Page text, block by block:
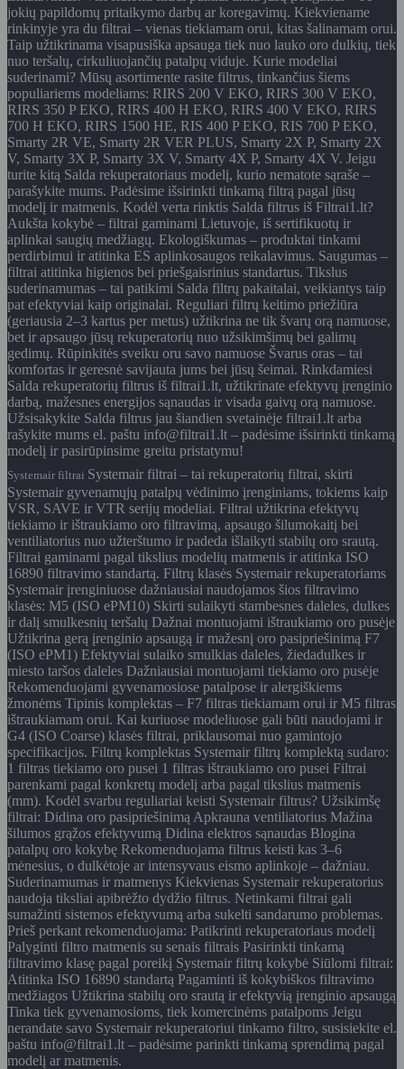
jokių papildomų pritaikymo darbų ar koregavimų. Kiekviename
rinkinyje yra du filtrai – vienas tiekiamam orui, kitas šalinamam orui.
Taip užtikrinama visapusiška apsauga tiek nuo lauko oro dulkių, tiek
nuo teršalų, cirkuliuojančių patalpų viduje. Kurie modeliai
suderinami? Mūsų asortimente rasite filtrus, tinkančius šiems
populiariems modeliams: RIRS 200 V EKO, RIRS 300 V EKO,
RIRS 350 P EKO, RIRS 400 H EKO, RIRS 400 V EKO, RIRS
700 H EKO, RIRS 1500 HE, RIS 400 P EKO, RIS 700 P EKO,
Smarty 2R VE, Smarty 2R VER PLUS, Smarty 2X P, Smarty 2X
V, Smarty 3X P, Smarty 3X V, Smarty 4X P, Smarty 4X V. Jeigu
turite kitą Salda rekuperatoriaus modelį, kurio nematote sąraše –
parašykite mums. Padėsime išsirinkti tinkamą filtrą pagal jūsų
modelį ir matmenis. Kodėl verta rinktis Salda filtrus iš Filtrai1.lt?
Aukšta kokybė – filtrai gaminami Lietuvoje, iš sertifikuotų ir
aplinkai saugių medžiagų. Ekologiškumas – produktai tinkami
perdirbimui ir atitinka ES aplinkosaugos reikalavimus. Saugumas –
filtrai atitinka higienos bei priešgaisrinius standartus. Tikslus
suderinamumas – tai patikimi Salda filtrų pakaitalai, veikiantys taip
pat efektyviai kaip originalai. Reguliari filtrų keitimo priežiūra
(geriausia 2–3 kartus per metus) užtikrina ne tik švarų orą namuose,
bet ir apsaugo jūsų rekuperatorių nuo užsikimšimų bei galimų
gedimų. Rūpinkitės sveiku oru savo namuose Švarus oras – tai
komfortas ir geresnė savijauta jums bei jūsų šeimai. Rinkdamiesi
Salda rekuperatorių filtrus iš filtrai1.lt, užtikrinate efektyvų įrenginio
darbą, mažesnes energijos sąnaudas ir visada gaivų orą namuose.
Užsisakykite Salda filtrus jau šiandien svetainėje filtrai1.lt arba
rašykite mums el. paštu info@filtrai1.lt – padėsime išsirinkti tinkamą
modelį ir pasirūpinsime greitu pristatymu!
Systemair filtrai Systemair filtrai – tai rekuperatorių filtrai, skirti
Systemair gyvenamųjų patalpų vėdinimo įrenginiams, tokiems kaip
VSR, SAVE ir VTR serijų modeliai. Filtrai užtikrina efektyvų
tiekiamo ir ištraukiamo oro filtravimą, apsaugo šilumokaitį bei
ventiliatorius nuo užterštumo ir padeda išlaikyti stabilų oro srautą.
Filtrai gaminami pagal tikslius modelių matmenis ir atitinka ISO
16890 filtravimo standartą. Filtrų klasės Systemair rekuperatoriams
Systemair įrenginiuose dažniausiai naudojamos šios filtravimo
klasės: M5 (ISO ePM10) Skirti sulaikyti stambesnes daleles, dulkes
ir dalį smulkesnių teršalų Dažnai montuojami ištraukiamo oro pusėje
Užtikrina gerą įrenginio apsaugą ir mažesnį oro pasipriešinimą F7
(ISO ePM1) Efektyviai sulaiko smulkias daleles, žiedadulkes ir
miesto taršos daleles Dažniausiai montuojami tiekiamo oro pusėje
Rekomenduojami gyvenamosiose patalpose ir alergiškiems
žmonėms Tipinis komplektas – F7 filtras tiekiamam orui ir M5 filtras
ištraukiamam orui. Kai kuriuose modeliuose gali būti naudojami ir
G4 (ISO Coarse) klasės filtrai, priklausomai nuo gamintojo
specifikacijos. Filtrų komplektas Systemair filtrų komplektą sudaro:
1 filtras tiekiamo oro pusei 1 filtras ištraukiamo oro pusei Filtrai
parenkami pagal konkretų modelį arba pagal tikslius matmenis
(mm). Kodėl svarbu reguliariai keisti Systemair filtrus? Užsikimšę
filtrai: Didina oro pasipriešinimą Apkrauna ventiliatorius Mažina
šilumos grąžos efektyvumą Didina elektros sąnaudas Blogina
patalpų oro kokybę Rekomenduojama filtrus keisti kas 3–6
mėnesius, o dulkėtoje ar intensyvaus eismo aplinkoje – dažniau.
Suderinamumas ir matmenys Kiekvienas Systemair rekuperatorius
naudoja tiksliai apibrėžto dydžio filtrus. Netinkami filtrai gali
sumažinti sistemos efektyvumą arba sukelti sandarumo problemas.
Prieš perkant rekomenduojama: Patikrinti rekuperatoriaus modelį
Palyginti filtro matmenis su senais filtrais Pasirinkti tinkamą
filtravimo klasę pagal poreikį Systemair filtrų kokybė Siūlomi filtrai:
Atitinka ISO 16890 standartą Pagaminti iš kokybiškos filtravimo
medžiagos Užtikrina stabilų oro srautą ir efektyvią įrenginio apsaugą
Tinka tiek gyvenamosioms, tiek komercinėms patalpoms Jeigu
nerandate savo Systemair rekuperatoriui tinkamo filtro, susisiekite el.
paštu info@filtrai1.lt – padėsime parinkti tinkamą sprendimą pagal
modelį ar matmenis.